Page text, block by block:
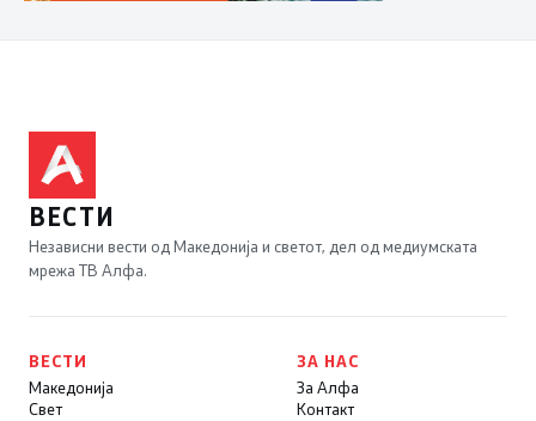
ВЕСТИ
Независни вести од Македонија и светот, дел од медиумската
мрежа ТВ Алфа.
ВЕСТИ
Македонија
Свет
ЗА НАС
За Алфа
Контакт